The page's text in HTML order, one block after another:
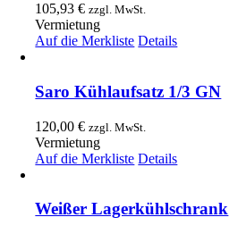
105,93€ zzgl. MwSt.
Vermietung
Auf die Merkliste Details
Saro Kühlaufsatz 1/3 GN
120,00€ zzgl. MwSt.
Vermietung
Auf die Merkliste Details
Weißer Lagerkühlschrank